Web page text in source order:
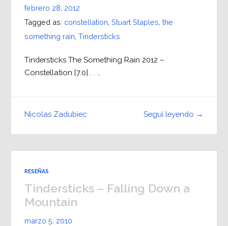
febrero 28, 2012
Tagged as: constellation Stuart Staples the
something rain Tindersticks
Tindersticks The Something Rain 2012 –
Constellation [7.0] . . ..
Seguí leyendo →
Nicolas Zadubiec
RESEÑAS
Tindersticks – Falling Down a
Mountain
marzo 5, 2010